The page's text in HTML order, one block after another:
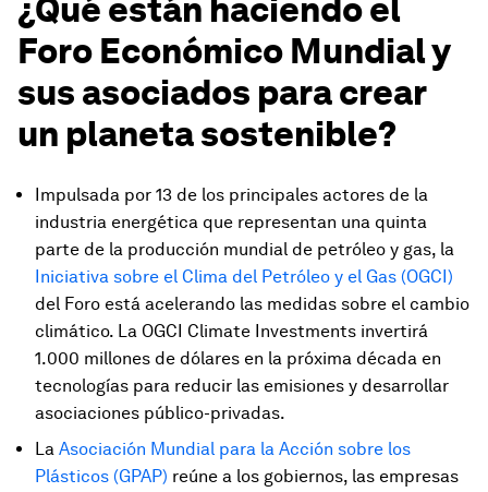
¿Qué están haciendo el
Foro Económico Mundial y
sus asociados para crear
un planeta sostenible?
Impulsada por 13 de los principales actores de la
industria energética que representan una quinta
parte de la producción mundial de petróleo y gas, la
Iniciativa sobre el Clima del Petróleo y el Gas (OGCI)
del Foro está acelerando las medidas sobre el cambio
climático. La OGCI Climate Investments invertirá
1.000 millones de dólares en la próxima década en
tecnologías para reducir las emisiones y desarrollar
asociaciones público-privadas.
La Asociación Mundial para la Acción sobre los
Plásticos (GPAP) reúne a los gobiernos, las empresas